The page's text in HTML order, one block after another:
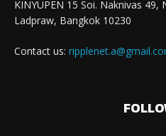
KINYUPEN 15 Soi. Naknivas 49,
Ladpraw, Bangkok 10230
Contact us: